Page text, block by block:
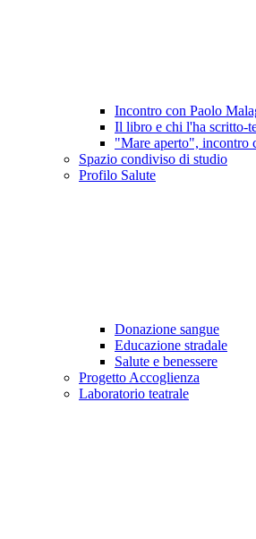
Incontro con Paolo
Il libro e chi l'ha scritto-
"Mare aperto", incontro
Spazio condiviso di studio
Profilo Salute
Donazione sangue
Educazione stradale
Salute e benessere
Progetto Accoglienza
Laboratorio teatrale